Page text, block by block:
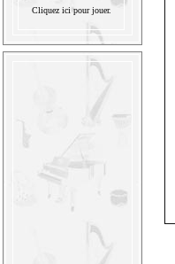
Cliquez ici pour jouer.